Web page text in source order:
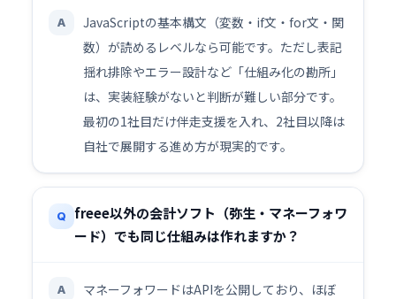
A
JavaScriptの基本構文（変数・if文・for文・関
数）が読めるレベルなら可能です。ただし表記
揺れ排除やエラー設計など「仕組み化の勘所」
は、実装経験がないと判断が難しい部分です。
最初の1社目だけ伴走支援を入れ、2社目以降は
自社で展開する進め方が現実的です。
Q
freee以外の会計ソフト（弥生・マネーフォワ
ード）でも同じ仕組みは作れますか？
A
マネーフォワードはAPIを公開しており、ほぼ